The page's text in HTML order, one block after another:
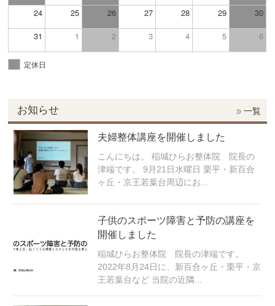
24
25 26 27 28 29
30
31
1 2 3 4 5 6
定休日
お知らせ 一覧
夫婦整体講座を開催しました
こんにちは。 稲城ひらお整体院 院長の
津端です。 9月21日水曜日 栗平・新百合
ヶ丘・京王若葉台周辺にお...
子供のスポーツ障害と予防の講座を
開催しました
稲城ひらお整体院 院長の津端です。
2022年8月24日に、新百合ヶ丘・栗平・京
王若葉台など 当院の近隣...